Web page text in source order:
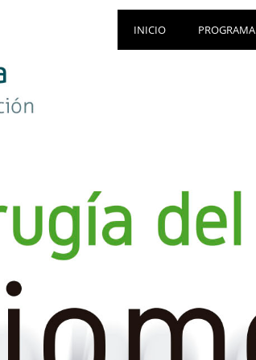
INICIO PROGRAMA